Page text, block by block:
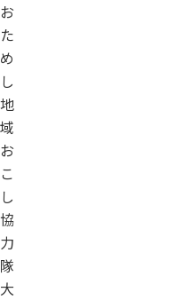
お
た
め
し
地
域
お
こ
し
協
力
隊
大